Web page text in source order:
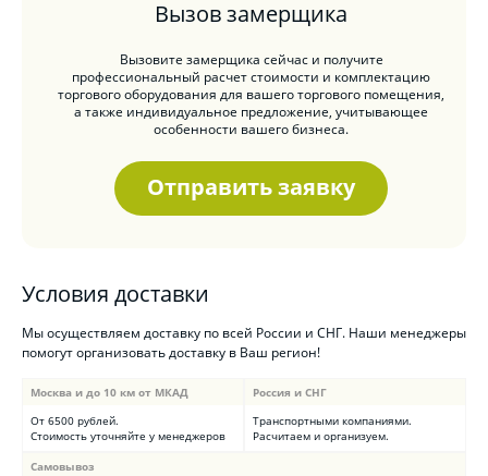
Вызов замерщика
Вызовите замерщика сейчас и получите
профессиональный расчет стоимости и комплектацию
торгового оборудования для вашего торгового помещения,
а также индивидуальное предложение, учитывающее
особенности вашего бизнеса.
Отправить заявку
Условия доставки
Мы осуществляем доставку по всей России и СНГ. Наши менеджеры
помогут организовать доставку в Ваш регион!
Москва и до 10 км от МКАД
От 6500 рублей.
Стоимость уточняйте у менеджеров
Россия и СНГ
Транспортными компаниями.
Расчитаем и организуем.
Самовывоз